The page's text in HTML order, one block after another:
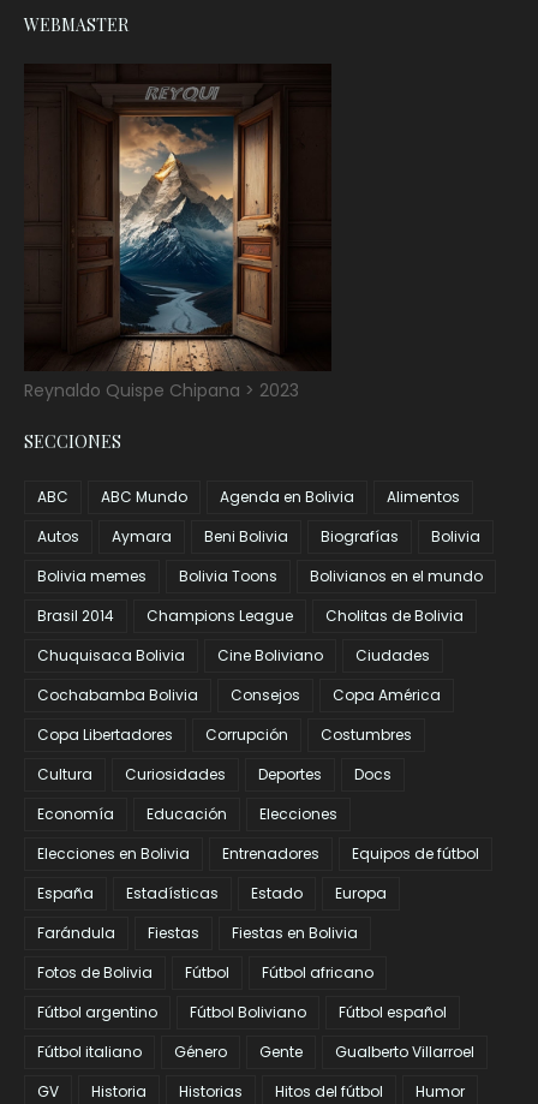
WEBMASTER
Reynaldo Quispe Chipana > 2023
SECCIONES
ABC ABC Mundo Agenda en Bolivia
Alimentos
Autos
Aymara Beni Bolivia Biografías
Bolivia
Bolivia memes
Bolivia Toons
Bolivianos en el mundo
Brasil 2014
Champions League
Cholitas de Bolivia
Chuquisaca Bolivia
Cine Boliviano
Ciudades
Cochabamba Bolivia
Consejos
Copa América
Copa Libertadores
Corrupción
Costumbres
Cultura
Curiosidades Deportes
Docs
Economía
Educación
Elecciones
Elecciones en Bolivia
Entrenadores
Equipos de fútbol
España
Estadísticas Estado
Europa
Farándula
Fiestas
Fiestas en Bolivia
Fotos de Bolivia
Fútbol
Fútbol africano
Fútbol argentino
Fútbol Boliviano
Fútbol español
Fútbol italiano
Género Gente
Gualberto Villarroel
GV
Historia Historias Hitos del fútbol
Humor